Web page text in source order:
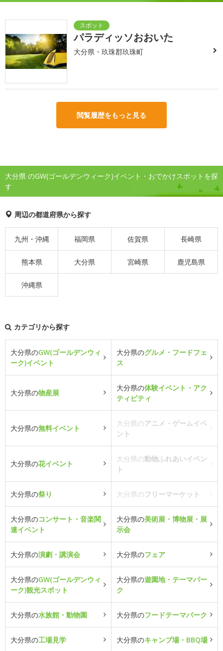
パラディッソおおいた
大分県・玖珠郡玖珠町
閲覧履歴をもっと見る
大分県 のGW(ゴールデンウィーク)イベント・おでかけスポットを探
す
周辺の都道府県から探す
九州・沖縄 福岡県 佐賀県 長崎県
熊本県 大分県 宮崎県 鹿児島県
沖縄県
カテゴリから探す
大分県のGW(ゴールデンウィ
ーク)イベント
大分県のグルメ・フードフェ
ス
大分県の物産展
大分県の体験イベント・アク
ティビティ
大分県の無料イベント
大分県のアニメ・ゲームイベ
ント
大分県の花イベント
大分県の動物ふれあいイベン
ト
大分県の祭り 大分県のフリーマーケット
大分県のコンサート・音楽関
連イベント
大分県の美術展・博物展・展
示会
大分県の演劇・講演会 大分県のフェア
大分県のGW(ゴールデンウィ
ーク)観光スポット
大分県の遊園地・テーマパー
ク
大分県の水族館・動物園 大分県のフードテーマパーク
大分県の工場見学 大分県のキャンプ場・BBQ場